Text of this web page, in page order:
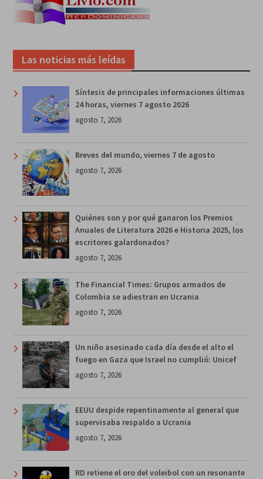
Las noticias más leídas
Síntesis de principales informaciones últimas
24 horas, viernes 7 agosto 2026
agosto 7, 2026
Breves del mundo, viernes 7 de agosto
agosto 7, 2026
Quiénes son y por qué ganaron los Premios
Anuales de Literatura 2026 e Historia 2025, los
escritores galardonados?
agosto 7, 2026
The Financial Times: Grupos armados de
Colombia se adiestran en Ucrania
agosto 7, 2026
Un niño asesinado cada día desde el alto el
fuego en Gaza que Israel no cumplió: Unicef
agosto 7, 2026
EEUU despide repentinamente al general que
supervisaba respaldo a Ucrania
agosto 7, 2026
RD retiene el oro del voleibol con un resonante